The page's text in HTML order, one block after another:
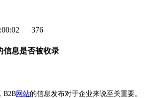
376
信息是否被收录
网站的信息发布对于企业来说至关重要。